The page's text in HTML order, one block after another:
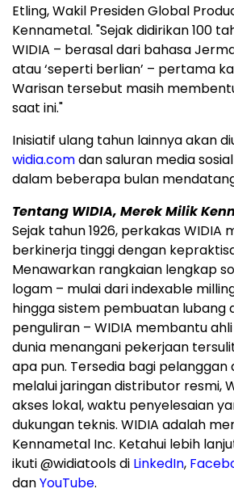
Etling, Wakil Presiden Global
Kennametal. "Sejak didirikan 100
WIDIA – berasal dari bahasa
atau ‘seperti berlian’ – pertama
Warisan tersebut masih
saat ini."
Inisiatif ulang tahun lainnya akan
widia.comdan saluran media
dalam beberapa bulan
Tentang WIDIA, Merek Milik
Sejak tahun 1926, perkakas WIDIA
berkinerja tinggi dengan
Menawarkan rangkaian lengkap
logam – mulai dari indexable
hingga sistem pembuatan lubang
penguliran – WIDIA membantu
dunia menangani pekerjaan
apa pun. Tersedia bagi pelanggan
melalui jaringan distributor resmi,
akses lokal, waktu penyelesaian
dukungan teknis. WIDIA adalah
Kennametal Inc. Ketahui lebih
ikuti @widiatools di LinkedIn,
danYouTube.